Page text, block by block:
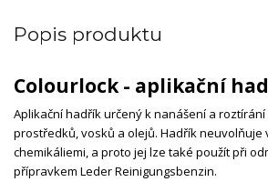
Popis produktu
Colourlock - aplikační
Aplikační hadřík určený k nanášení a
prostředků, vosků a olejů. Hadřík neuvolňuje
chemikáliemi, a proto jej lze také použít při
přípravkem Leder Reinigungsbenzin.